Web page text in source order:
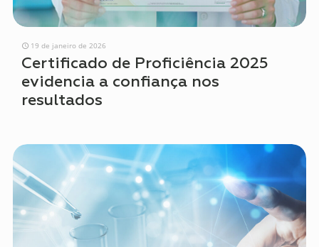
19 de janeiro de 2026
Certificado de Proficiência 2025
evidencia a confiança nos
resultados